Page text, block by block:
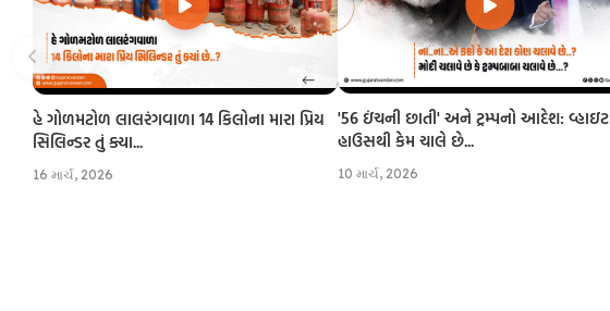
હે ગોળમટોળ લાલરંગવાળા 14 કિલોના મારા પ્રિય
સિલિન્ડર તું ક્યા...
16 માર્ચ, 2026
'56 ઇંચની છાતી' અને ટ્રમ્પનો આદેશ: વ્હાઇટ
હાઉસથી કેમ ચાલે છે...
10 માર્ચ, 2026